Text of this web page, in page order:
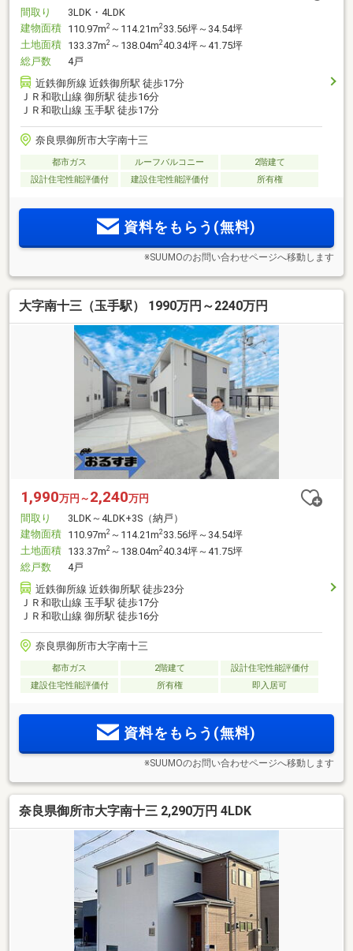
間取り
3LDK・4LDK
建物面積 110.97m2 ～114.21m233.56坪～34.54坪
土地面積 133.37m2 ～138.04m240.34坪～41.75坪
総戸数
4戸
近鉄御所線 近鉄御所駅 徒歩17分
ＪＲ和歌山線 御所駅 徒歩16分
ＪＲ和歌山線 玉手駅 徒歩17分
奈良県御所市大字南十三
都市ガス ルーフバルコニー
2階建て
設計住宅性能評価付
建設住宅性能評価付 所有権
資料をもらう(無料)
※SUUMOのお問い合わせページへ移動します
大字南十三（玉手駅） 1990万円～2240万円
1,990万円～ 2,240万円
間取り
3LDK～4LDK+3S（納戸）
建物面積 110.97m2 ～114.21m2 33.56坪～34.54坪
土地面積 133.37m2 ～138.04m240.34坪～41.75坪
総戸数
4戸
近鉄御所線 近鉄御所駅 徒歩23分
ＪＲ和歌山線 玉手駅 徒歩17分
ＪＲ和歌山線 御所駅 徒歩16分
奈良県御所市大字南十三
都市ガス 2階建て
設計住宅性能評価付
建設住宅性能評価付
所有権 即入居可
資料をもらう(無料)
※SUUMOのお問い合わせページへ移動します
奈良県御所市大字南十三 2,290万円 4LDK